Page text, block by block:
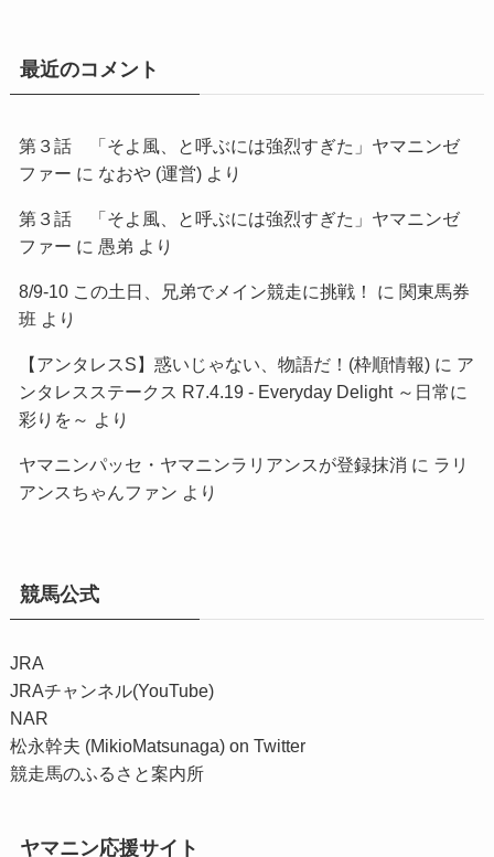
最近のコメント
第３話 「そよ風、と呼ぶには強烈すぎた」ヤマニンゼ
ファー に なおや (運営)より
第３話 「そよ風、と呼ぶには強烈すぎた」ヤマニンゼ
ファー に 愚弟 より
8/9-10 この土日、兄弟でメイン競走に挑戦！ に 関東馬券
班 より
【アンタレスS】惑いじゃない、物語だ！(枠順情報)に ア
ンタレスステークス R7.4.19 - Everyday Delight ～日常に
彩りを～ より
ヤマニンパッセ・ヤマニンラリアンスが登録抹消 に ラリ
アンスちゃんファン より
競馬公式
JRA
JRAチャンネル(YouTube)
NAR
松永幹夫 (MikioMatsunaga) on Twitter
競走馬のふるさと案内所
ヤマニン応援サイト